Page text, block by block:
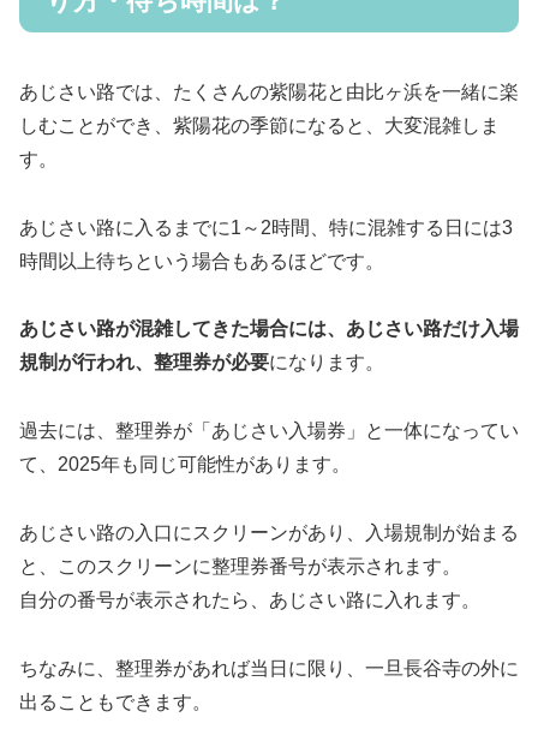
あじさい路では、たくさんの紫陽花と由比ヶ浜を一緒に楽
しむことができ、紫陽花の季節になると、大変混雑しま
す。
あじさい路に入るまでに1～2時間、特に混雑する日には3
時間以上待ちという場合もあるほどです。
あじさい路が混雑してきた場合には、あじさい路だけ入場
規制が行われ、整理券が必要になります。
過去には、整理券が「あじさい入場券」と一体になってい
て、2025年も同じ可能性があります。
あじさい路の入口にスクリーンがあり、入場規制が始まる
と、このスクリーンに整理券番号が表示されます。
自分の番号が表示されたら、あじさい路に入れます。
ちなみに、整理券があれば当日に限り、一旦長谷寺の外に
出ることもできます。